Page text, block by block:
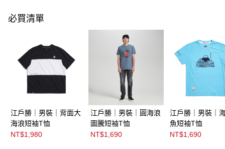
必買清單
江戶勝｜男裝｜背面大
海浪短袖T恤
NT$1,980
江戶勝｜男裝｜圓海浪
圖騰短袖T恤
NT$1,690
江戶勝｜男裝｜
魚短袖T恤
NT$1,690